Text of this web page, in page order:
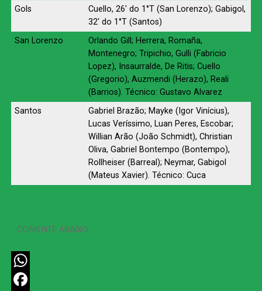
Gols
Cuello, 26′ do 1°T (San Lorenzo); Gabigol,
32′ do 1°T (Santos)
San Lorenzo
Orlando Gill; Herrera, Romaña,
Montenegro; Tripichio, Gulli (Fabricio
Lopez), Insaurralde, De Ritis; Cuello
(Gregorio), Auzmendi (Herazo), Reali
(Barrios). Técnico: Gustavo Alvarez
Santos
Gabriel Brazão; Mayke (Igor Vinícius),
Lucas Veríssimo, Luan Peres, Escobar;
Willian Arão (João Schmidt), Christian
Oliva, Gabriel Bontempo (Bontempo),
Rollheiser (Barreal); Neymar, Gabigol
(Mateus Xavier). Técnico: Cuca
COMENTE ABAIXO:
WhatsApp